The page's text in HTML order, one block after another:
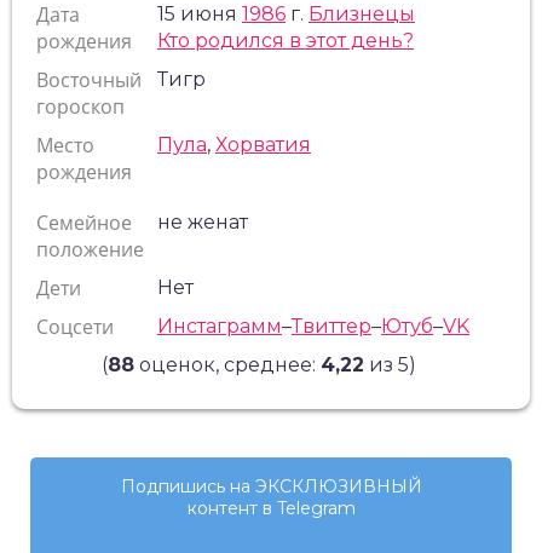
Дата
рождения
15 июня 1986 г. Близнецы
Кто родился в этот день?
Восточный
гороскоп
Тигр
Место
рождения
Пула, Хорватия
Семейное
положение
не женат
Дети Нет
Соцсети Инстаграмм–Твиттер–Ютуб–VK
(88 оценок, среднее: 4,22 из 5)
Подпишись на ЭКСКЛЮЗИВНЫЙ
контент в Telegram